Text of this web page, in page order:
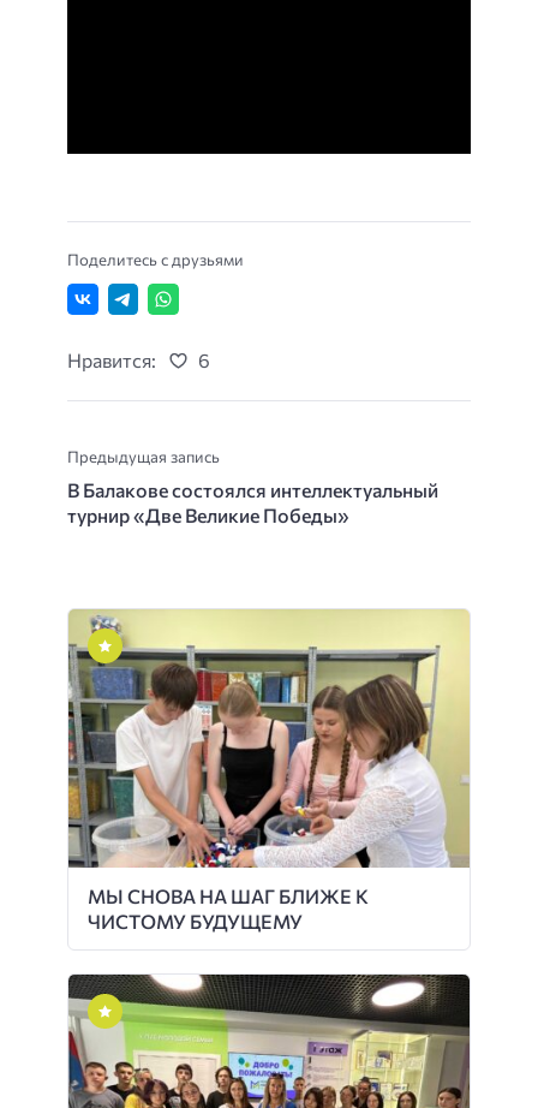
Поделитесь с друзьями
Нравится: 6
Предыдущая запись
В Балакове состоялся интеллектуальный
турнир «Две Великие Победы»
МЫ СНОВА НА ШАГ БЛИЖЕ К
ЧИСТОМУ БУДУЩЕМУ